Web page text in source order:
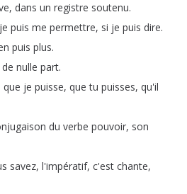
, dans un registre soutenu.
je puis me permettre, si je puis dire.
puis plus.
de nulle part.
que je puisse, que tu puisses, qu'il
du verbe pouvoir, son
savez, l'impératif, c'est chante,